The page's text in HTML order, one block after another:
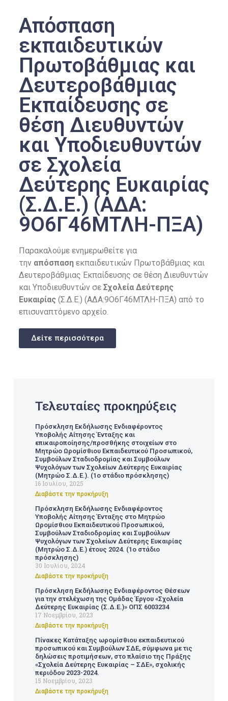
Απόσπαση
εκπαιδευτικών
Πρωτοβάθμιας και
Δευτεροβάθμιας
Εκπαίδευσης σε
θέση Διευθυντών
και Υποδιευθυντών
σε Σχολεία
Δεύτερης Ευκαιρίας
(Σ.Δ.Ε.) (ΑΔΑ:
9Ο6Γ46ΜΤΛΗ-ΠΞΑ)
Παρακαλούμε ενημερωθείτε για
την απόσπασηεκπαιδευτικών Πρωτοβάθμιας και
Δευτεροβάθμιας Εκπαίδευσης σε θέση Διευθυντών
και Υποδιευθυντών σε Σχολεία Δεύτερης
Ευκαιρίας(Σ.Δ.Ε.) (ΑΔΑ:9Ο6Γ46ΜΤΛΗ-ΠΞΑ) από το
επισυναπτόμενο αρχείο.
Δείτε περισσότερα
Τελευταίες προκηρύξεις
Πρόσκληση Εκδήλωσης Ενδιαφέροντος
Υποβολής Αίτησης Ένταξης και
επικαιροποίησης/προσθήκης στοιχείων στο
Μητρώο Ωρομίσθιου Εκπαιδευτικού Προσωπικού,
Συμβούλων Σταδιοδρομίας και Συμβούλων
Ψυχολόγων των Σχολείων Δεύτερης Ευκαιρίας
(Μητρώο Σ.Δ.Ε.). (1ο στάδιο πρόσκλησης)
16 Ιουλίου, 2025
Διαβάστε την προκήρυξη
Πρόσκληση Εκδήλωσης Ενδιαφέροντος
Υποβολής Αίτησης Ένταξης στο Μητρώο
Ωρομίσθιου Εκπαιδευτικού Προσωπικού,
Συμβούλων Σταδιοδρομίας και Συμβούλων
Ψυχολόγων των Σχολείων Δεύτερης Ευκαιρίας
(Μητρώο Σ.Δ.Ε.) έτους 2024. (1ο στάδιο
πρόσκλησης)
30 Ιουλίου, 2024
Διαβάστε την προκήρυξη
Πρόσκληση Εκδήλωσης Ενδιαφέροντος Θέσεων
για την στελέχωση της Ομάδας Έργου «Σχολεία
Δεύτερης Ευκαιρίας (Σ.Δ.Ε.)» ΟΠΣ 6003234
17 Νοεμβρίου, 2023
Διαβάστε την προκήρυξη
Πίνακες Κατάταξης ωρομίσθιου εκπαιδευτικού
προσωπικού και Συμβούλων ΣΔΕ, σύμφωνα με τις
δηλώσεις προτιμήσεων, στο πλαίσιο της Πράξης
«Σχολεία Δεύτερης Ευκαιρίας – ΣΔΕ», σχολικής
περιόδου 2023-2024.
15 Νοεμβρίου, 2023
Διαβάστε την προκήρυξη